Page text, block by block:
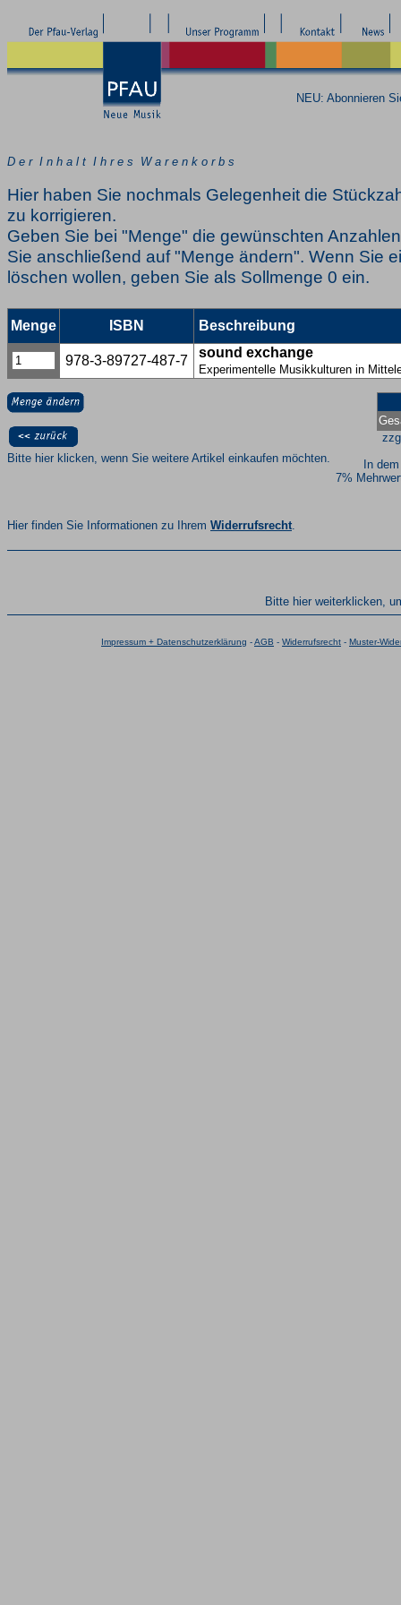
NEU: Abonnieren
D e r I n h a l t I h r e s W a r e n k o r b s
Hier haben Sie nochmals Gelegenheit die
zu korrigieren.
Geben Sie bei "Menge" die gewünschten
Sie anschließend auf "Menge ändern". Wenn Sie
löschen wollen, geben Sie als Sollmenge 0 ein.
Menge ISBN Beschreibung
978-3-89727-487-7
sound exchange
Experimentelle Musikkulturen in
In
7%
Bitte hier klicken, wenn Sie weitere Artikel einkaufen möchten.
Hier finden Sie Informationen zu Ihrem Widerrufsrecht.
Bitte hier weiterklicken,
Impressum + Datenschutzerklärung -AGB - Widerrufsrecht - Muster-